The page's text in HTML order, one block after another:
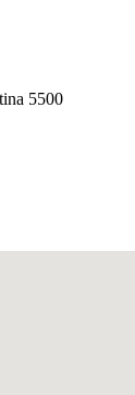
5500